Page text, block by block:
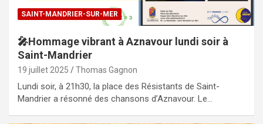
SAINT-MANDRIER-SUR-MER
🎤Hommage vibrant à Aznavour lundi soir à
Saint-Mandrier
19 juillet 2025 Thomas Gagnon
Lundi soir, à 21h30, la place des Résistants de Saint-
Mandrier a résonné des chansons d’Aznavour. Le…